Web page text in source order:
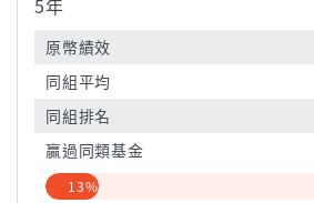
5年
原幣績效
同組平均
同組排名
贏過同類基金
13%